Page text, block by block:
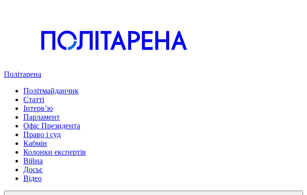
Політарена
Політмайданчик
Статті
Інтервʼю
Парламент
Офіс Президента
Право і суд
Кабмін
Колонки експертів
Війна
Досьє
Відео